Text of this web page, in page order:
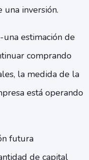
inversión.
estimación de
comprando
la medida de la
está operando
futura
de capital